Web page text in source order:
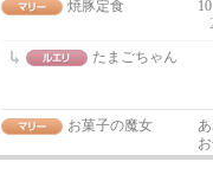
焼豚定食
たまごちゃん
お菓子の魔女